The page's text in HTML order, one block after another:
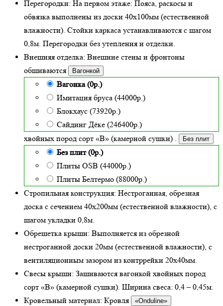
Перегородки: На первом этаже: Пояса, раскосы и
обвязка выполнены из доски 40х100мм (естественной
влажности). Стойки каркаса устанавливаются с шагом
0,8м. Перегородки без утепления и отделки.
Внешняя отделка: Внешние стены и фронтоны
обшиваются
Вагонкой
Вагонка (0р.)
Имитация бруса (44000р.)
Блокхаус (73920р.)
Сайдинг Дёке (246400р.)
хвойных пород сорт «В» (камерной сушки) . Без плит
Без плит (0р.)
Плиты OSB (44000р.)
Плиты Белтермо (88000р.)
Стропильная конструкция: Нестроганная, обрезная
доска с сечением 40х200мм (естественной влажности), с
шагом укладки 0,8м.
Обрешетка крыши: Выполняется из обрезной
нестроганной доски 20мм (естественной влажности), с
вентиляционным зазором из контррейки 20х40мм.
Свесы крыши: Зашиваются вагонкой хвойных пород
сорт «В» (камерной сушки). Ширина свеса: 0,4 – 0,45м.
Кровельный материал: Кровля «Onduline»